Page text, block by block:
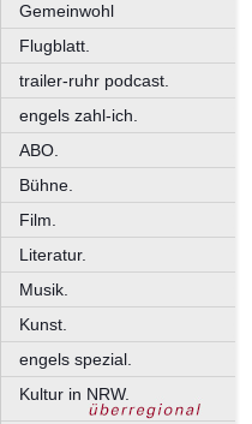
Gemeinwohl
Flugblatt.
trailer-ruhr podcast.
engels zahl-ich.
ABO.
Bühne.
Film.
Literatur.
Musik.
Kunst.
engels spezial.
Kultur in NRW.